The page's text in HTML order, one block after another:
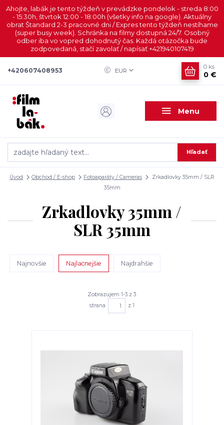
Ahojte, labák je tento týždeň v prevádzke pondelok - streda 8:00
- 15:30h, štvrtok 12:00 - 18:00h (všetky info na google). Aktuálny
obrat Štandard 2-3 pracovné dni / Expres tento týždeň nestíhame
(super busy week). Schránka na filmy dostupná 24/7. Osobný
odber iba vo vopred dohodnutý čas. Každá otázočka bude
zodpovedaná, stačí zavolať / napísať +421940107419
Menu
EUR
Hľadať
+420607408953
0 ks
0 €
Úvod Obchod / E-shop Fotoaparáty / Cameras
Zrkadlovky 35mm / SLR
35mm
Zrkadlovky 35mm /
SLR 35mm
Najnovšie Najlacnejšie Najdrahšie
Zobrazujem 1-3 z 3
strana
z 1